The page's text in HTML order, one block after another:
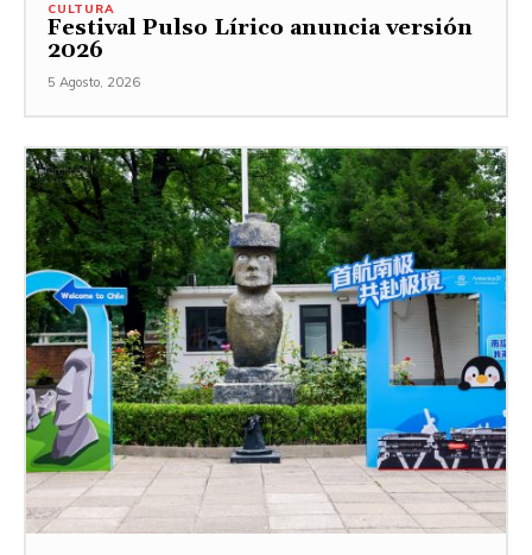
CULTURA
Festival Pulso Lírico anuncia versión
2026
5 Agosto, 2026